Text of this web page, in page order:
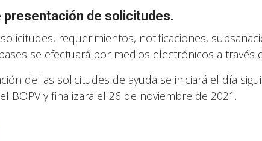
presentación de solicitudes.
requerimientos, notificaciones,
se efectuará por medios electrónicos a través
de las solicitudes de ayuda se iniciará el día
BOPV y finalizará el 26 de noviembre de 2021.